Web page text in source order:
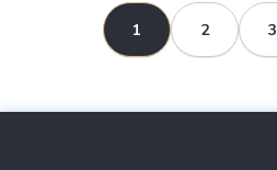
1 2 3